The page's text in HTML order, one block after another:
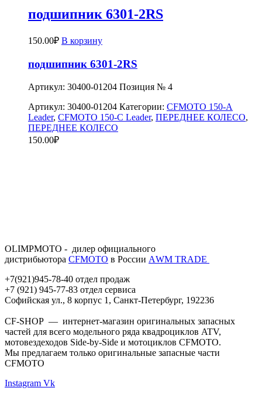
подшипник 6301-2RS
150.00₽ В корзину
подшипник 6301-2RS
Артикул: 30400-01204 Позиция № 4
Артикул: 30400-01204 Категории: CFMOTO 150-A
Leader, CFMOTO 150-C Leader, ПЕРЕДНЕЕ КОЛЕСО,
ПЕРЕДНЕЕ КОЛЕСО
150.00₽
OLIMPMOTO - дилер официального
дистрибьютора CFMOTO в России АWМ TRADE
+7(921)945-78-40 отдел продаж
+7 (921) 945-77-83 отдел сервиса
Софийская ул., 8 корпус 1, Санкт-Петербург, 192236
CF-SHOP — интернет-магазин оригинальных запасных
частей для всего модельного ряда квадроциклов ATV,
мотовездеходов Side-by-Side и мотоциклов CFMOTO.
Мы предлагаем только оригинальные запасные части
CFMOTO
Instagram Vk